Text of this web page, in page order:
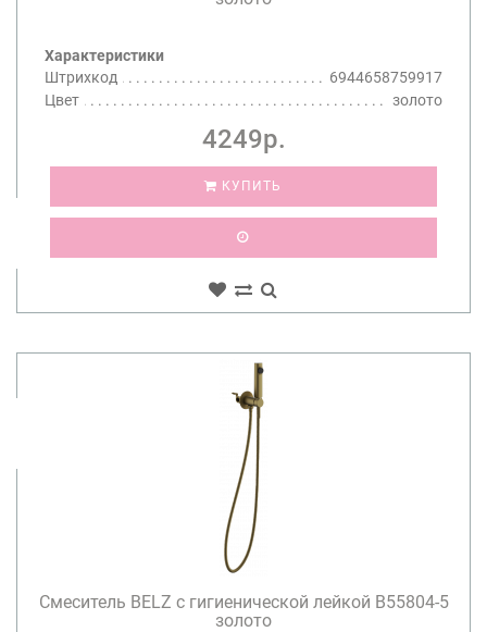
Характеристики
Штрихкод
6944658759917
Цвет
золото
4249р.
КУПИТЬ
Смеситель BELZ с гигиенической лейкой B55804-5
золото